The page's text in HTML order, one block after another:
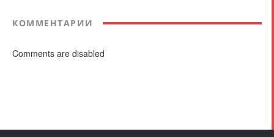
КОММЕНТАРИИ
Comments are disabled